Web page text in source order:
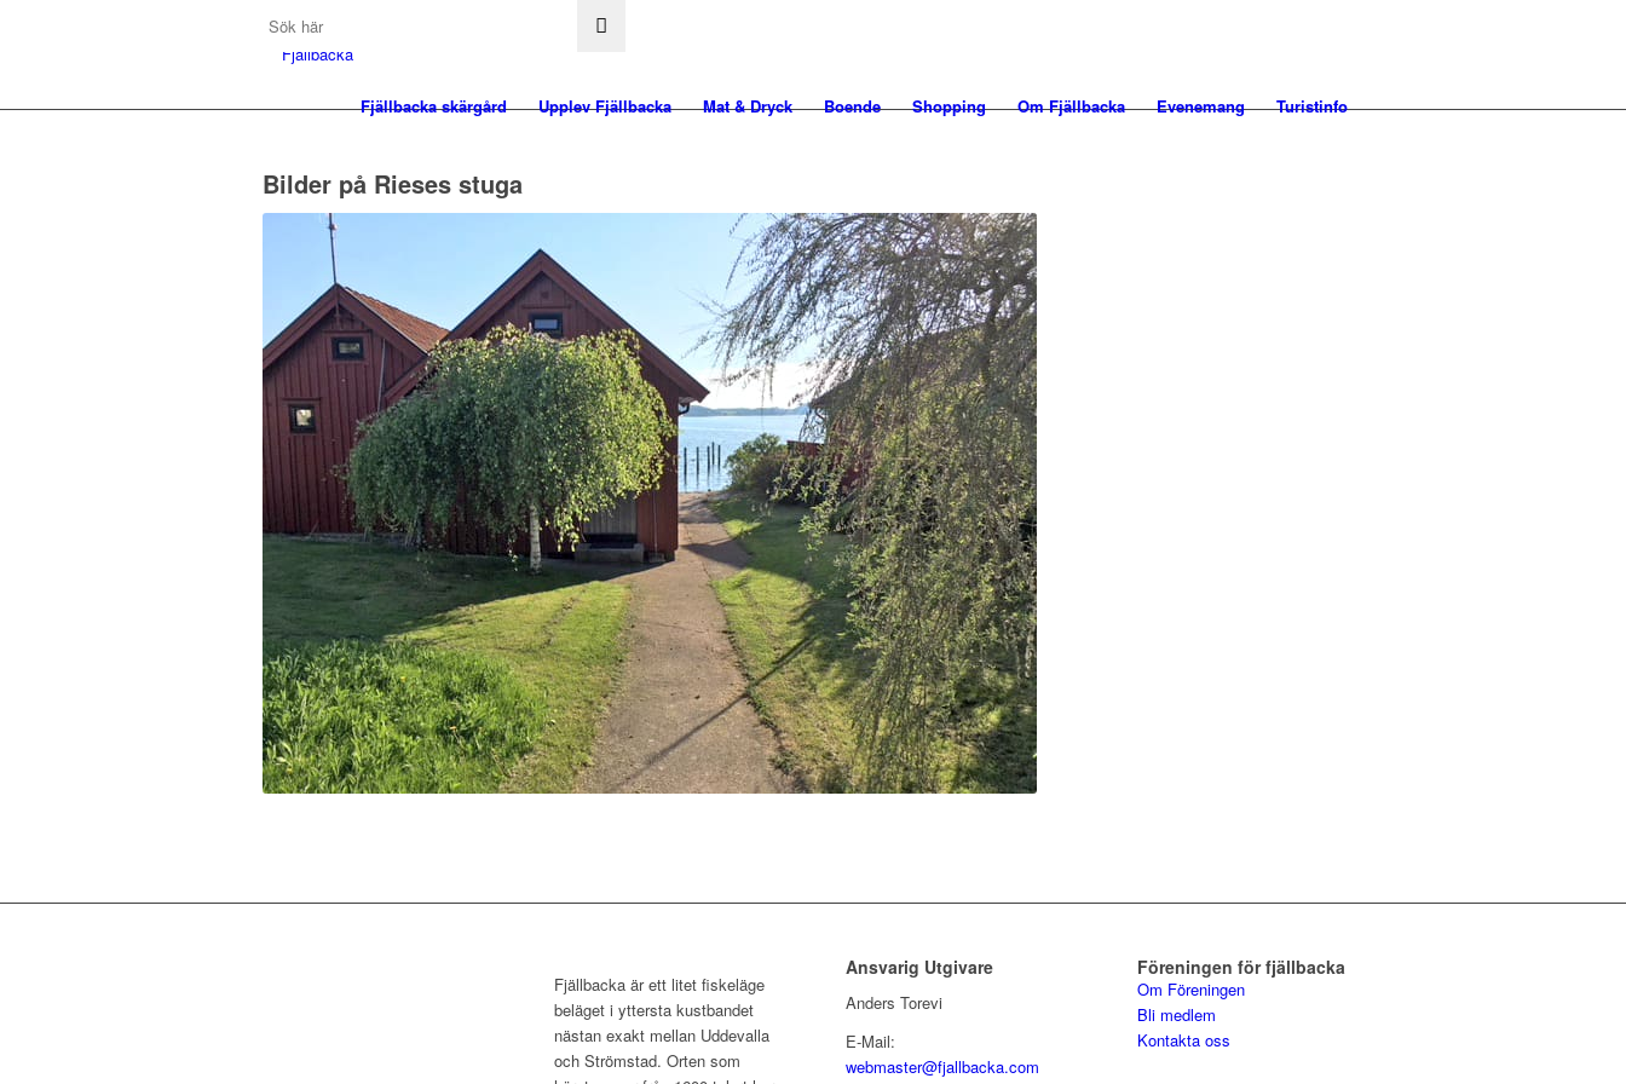
Fjällbacka skärgård Upplev Fjällbacka Mat & Dryck Boende Shopping Om Fjällbacka Evenemang Turistinfo
Bilder på Rieses stuga
Fjällbacka är ett litet fiskeläge
beläget i yttersta kustbandet
nästan exakt mellan Uddevalla
och Strömstad. Orten som
Ansvarig Utgivare
Anders Torevi
E-Mail:
webmaster@fjallbacka.com
Föreningen för fjällbacka
Om Föreningen
Bli medlem
Kontakta oss